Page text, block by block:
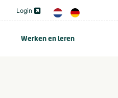
Login
Werken en leren